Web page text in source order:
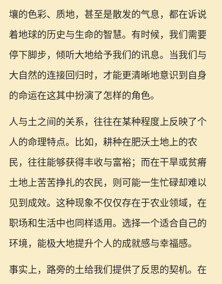
壤的色彩、质地，甚至是散发的气息，都在诉说
着地球的历史与生命的智慧。有时候，我们需要
停下脚步，倾听大地给予我们的讯息。当我们与
大自然的连接回归时，才能更清晰地意识到自身
的命运在这其中扮演了怎样的角色。
人与土之间的关系，往往在某种程度上反映了个
人的命理特点。比如，耕种在肥沃土地上的农
民，往往能够获得丰收与富裕；而在干旱或贫瘠
土地上苦苦挣扎的农民，则可能一生忙碌却难以
见到成效。这种现象不仅仅存在于农业领域，在
职场和生活中也同样适用。选择一个适合自己的
环境，能极大地提升个人的成就感与幸福感。
事实上，路旁的土给我们提供了反思的契机。在